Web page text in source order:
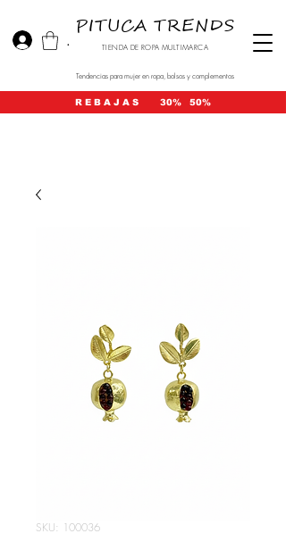
.
PITUCA TRENDS
TIENDA DE ROPA MULTIMARCA
Tendencias para mujer en ropa, bolsos y complementos
R E B A J A S 30% 50%
SKU: 100036